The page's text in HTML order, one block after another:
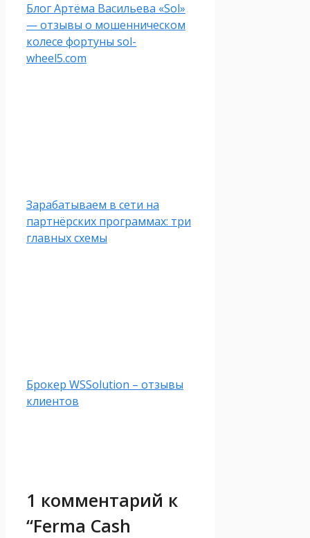
Блог Артёма Васильева «Sol»
— отзывы о мошенническом
колесе фортуны sol-
wheel5.com
Зарабатываем в сети на
партнёрских программах: три
главных схемы
Брокер WSSolution – отзывы
клиентов
1 комментарий к
“Ferma Cash